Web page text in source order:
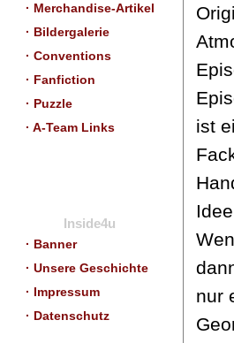
· Merchandise-Artikel
· Bildergalerie
· Conventions
· Fanfiction
· Puzzle
· A-Team Links
Inside4u
· Banner
· Unsere Geschichte
· Impressum
· Datenschutz
ist
nur